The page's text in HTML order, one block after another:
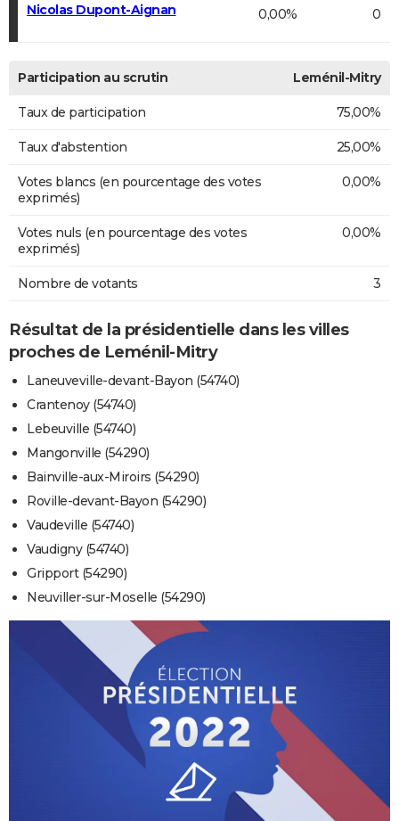
Nicolas Dupont-Aignan 0,00% 0
Participation au scrutin Leménil-Mitry
Taux de participation 75,00%
Taux d'abstention 25,00%
Votes blancs (en pourcentage des votes
exprimés)
0,00%
Votes nuls (en pourcentage des votes
exprimés)
0,00%
Nombre de votants 3
Résultat de la présidentielle dans les villes
proches de Leménil-Mitry
Laneuveville-devant-Bayon (54740)
Crantenoy (54740)
Lebeuville (54740)
Mangonville (54290)
Bainville-aux-Miroirs (54290)
Roville-devant-Bayon (54290)
Vaudeville (54740)
Vaudigny (54740)
Gripport (54290)
Neuviller-sur-Moselle (54290)